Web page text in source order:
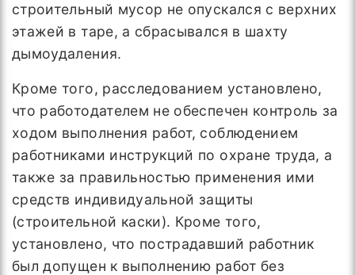
строительный мусор не опускался с верхних
этажей в таре, а сбрасывался в шахту
дымоудаления.
Кроме того, расследованием установлено,
что работодателем не обеспечен контроль за
ходом выполнения работ, соблюдением
работниками инструкций по охране труда, а
также за правильностью применения ими
средств индивидуальной защиты
(строительной каски). Кроме того,
установлено, что пострадавший работник
был допущен к выполнению работ без